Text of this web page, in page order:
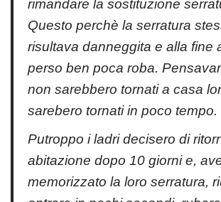
rimandare la sostituzione
Questo perchè la serratura
risultava danneggita e alla fine
perso ben poca roba.
non sarebbero tornati a casa
sarebero tornati in poco tempo.
Putroppo i ladri decisero di
abitazione dopo 10 giorni e,
memorizzato la loro serratura,